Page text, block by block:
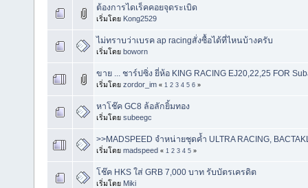
ต้องการไดเร็คคอยจุดระเบิด
เริ่มโดย Kong2529
ไม่ทราบว่าเบรค ap racingสั่งซื้อได้ที่ไหนบ้างครับ
เริ่มโดย boworn
ขาย ... ชาร์ปซิ่ง ยี่ห้อ KING RACING EJ20,22,25 FOR
เริ่มโดย zordor_im « 1 2 3 4 5 6 »
หาโช๊ค GC8 ล้อลักยิ้มทอง
เริ่มโดย subeegc
>>MADSPEED จำหน่ายชุดค้ำ ULTRA RACING,
เริ่มโดย madspeed « 1 2 3 4 5 »
โช๊ค HKS ใส่ GRB 7,000 บาท รับบัตรเครดิต
เริ่มโดย Miki